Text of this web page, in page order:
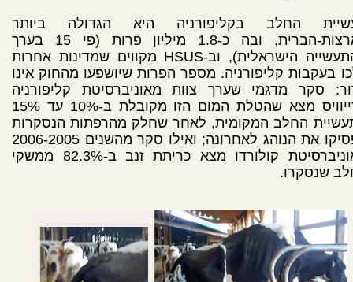
החלב בקליפורניה היא הגדולה ביותר
בארצות-הברית, ובה כ-1.8 מיליון פרות (פי 15 בערך
מהתעשייה הישראלית), וב-HSUS מקווים שמדינות אחרות
בעקבות קליפורניה. מספר הפרות שיושפעו מהחוק אינו
סקר מדגמי שערך צוות מאוניברסיטת קליפורניה
בדייוויס מצא שהטלת המום הזו מקובלת ב-10% עד 15%
החלב המקומית, לאחר שחלק מהרפתות הנסקרות
הפסיקו את הנוהג לאחרונה; ואילו סקר מהשנים 2006-2005
מאוניברסיטת קולורדו מצא כריתת זנב ב-82.3% ממשקי
שנסקרו.